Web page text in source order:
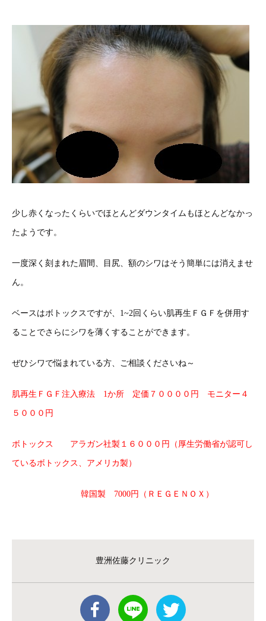
少し赤くなったくらいでほとんどダウンタイムもほとんどなかっ
たようです。
一度深く刻まれた眉間、目尻、額のシワはそう簡単には消えませ
ん。
ベースはボトックスですが、1~2回くらい肌再生ＦＧＦを併用す
ることでさらにシワを薄くすることができます。
ぜひシワで悩まれている方、ご相談くださいね～
肌再生ＦＧＦ注入療法 1か所 定価７００００円 モニター４
５０００円
ボトックス アラガン社製１６０００円（厚生労働省が認可し
ているボトックス、アメリカ製）
韓国製 7000円（ＲＥＧＥＮＯＸ）
豊洲佐藤クリニック